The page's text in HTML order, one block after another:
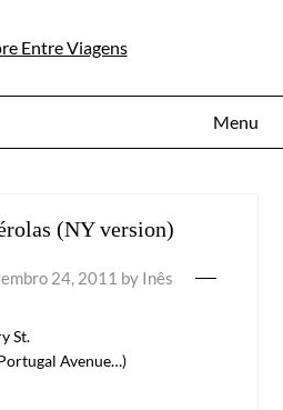
Menu
(NY version)
24, 2011 by Inês
St.
Avenue…)